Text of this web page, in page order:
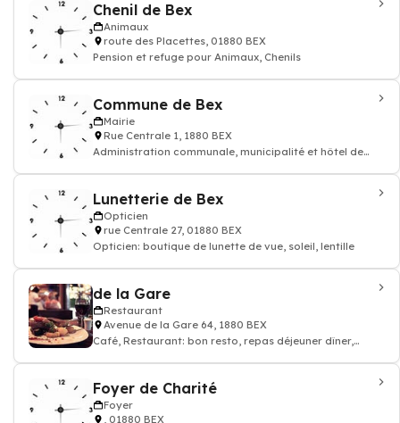
Chenil de Bex
Animaux
route des Placettes, 01880 BEX
Pension et refuge pour Animaux, Chenils
Commune de Bex
Mairie
Rue Centrale 1, 1880 BEX
Administration communale, municipalité et hôtel de
Lunetterie de Bex
Opticien
rue Centrale 27, 01880 BEX
Opticien: boutique de lunette de vue, soleil, lentille
de la Gare
Restaurant
Avenue de la Gare 64, 1880 BEX
Café, Restaurant: bon resto, repas déjeuner dîner,
Foyer de Charité
Foyer
, 01880 BEX